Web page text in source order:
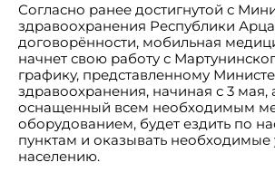
Согласно ранее достигнутой с
здравоохранения Республики
договорённости, мобильная
начнет свою работу с
графику, представленному
здравоохранения, начиная с 3 мая,
оснащенный всем необходимым
оборудованием, будет ездить по
пунктам и оказывать необходимые
населению.